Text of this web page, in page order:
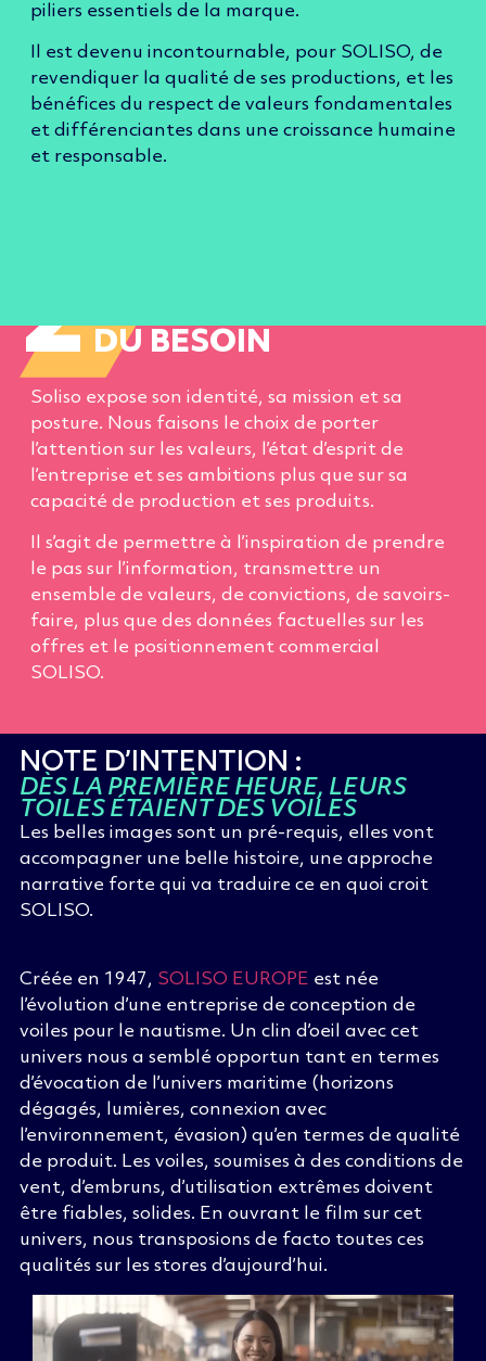
piliers essentiels de la marque.
Il est devenu incontournable, pour SOLISO, de
revendiquer la qualité de ses productions, et les
bénéfices du respectde valeurs fondamentales
et différenciantes dans une croissance humaine
et responsable.
Soliso expose son identité, sa mission et sa
posture. Nous faisons le choix de porter
l’attention sur les valeurs, l’état d’esprit de
l’entreprise et ses ambitions plus que sur sa
capacité de production et ses produits.
Il s’agit de permettre à l’inspiration de prendre
le pas sur l’information, transmettre un
ensemble de valeurs, de convictions, de savoirs-
faire, plus que des données factuelles sur les
offres et le positionnement commercial
SOLISO.
2 DU BESOIN
NOTE D’INTENTION :
DÈS LA PREMIÈRE HEURE, LEURS
TOILES ÉTAIENT DES VOILES
Les belles images sont un pré-requis, elles vont
accompagner une belle histoire, une approche
narrative forte qui va traduire ce en quoi croit
SOLISO.
Créée en 1947, SOLISO EUROPE est née
l’évolution d’une entreprise de conception de
voiles pour le nautisme. Un clin d’oeil avec cet
univers nous a semblé opportun tant en termes
d’évocation de l’univers maritime (horizons
dégagés, lumières, connexion avec
l’environnement, évasion) qu’en termes de qualité
de produit. Les voiles, soumises à des conditions de
vent, d’embruns, d’utilisation extrêmes doivent
être fiables, solides. En ouvrant le film sur cet
univers, nous transposions de facto toutes ces
qualités sur les stores d’aujourd’hui.